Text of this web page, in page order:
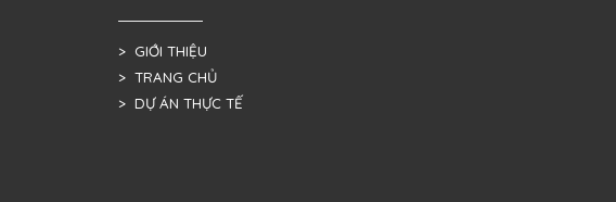
> GIỚI THIỆU
> TRANG CHỦ
> DỰ ÁN THỰC TẾ